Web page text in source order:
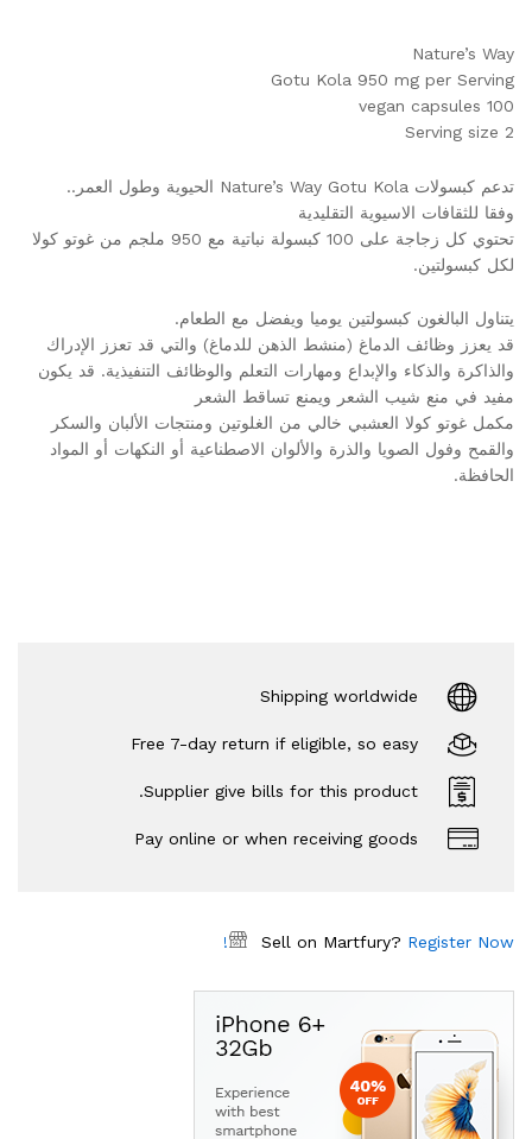
Nature’s Way
Gotu Kola 950 mg per Serving
100 vegan capsules
Serving size 2
تدعم كبسولات Nature’s Way Gotu Kola الحيوية وطول العمر..
وفقا للثقافات الاسيوية التقليدية
تحتوي كل زجاجة على 100 كبسولة نباتية مع 950 ملجم من غوتو كولا
لكل كبسولتين.
يتناول البالغون كبسولتين يوميا ويفضل مع الطعام.
قد يعزز وظائف الدماغ (منشط الذهن للدماغ) والتي قد تعزز الإدراك
والذاكرة والذكاء والإبداع ومهارات التعلم والوظائف التنفيذية. قد يكون
مفيد في منع شيب الشعر ويمنع تساقط الشعر
مكمل غوتو كولا العشبي خالي من الغلوتين ومنتجات الألبان والسكر
والقمح وفول الصويا والذرة والألوان الاصطناعية أو النكهات أو المواد
الحافظة.
Shipping worldwide
Free 7-day return if eligible, so easy
Supplier give bills for this product.
Pay online or when receiving goods
Sell on Martfury? Register Now!